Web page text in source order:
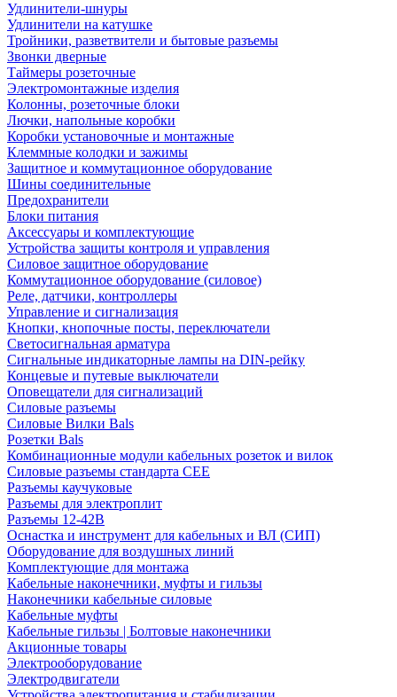
Удлинители-шнуры
Удлинители на катушке
Тройники, разветвители и бытовые разъемы
Звонки дверные
Таймеры розеточные
Электромонтажные изделия
Колонны, розеточные блоки
Лючки, напольные коробки
Коробки установочные и монтажные
Клеммные колодки и зажимы
Защитное и коммутационное оборудование
Шины соединительные
Предохранители
Блоки питания
Аксессуары и комплектующие
Устройства защиты контроля и управления
Силовое защитное оборудование
Коммутационное оборудование (силовое)
Реле, датчики, контроллеры
Управление и сигнализация
Кнопки, кнопочные посты, переключатели
Светосигнальная арматура
Сигнальные индикаторные лампы на DIN-рейку
Концевые и путевые выключатели
Оповещатели для сигнализаций
Силовые разъемы
Силовые Вилки Bals
Розетки Bals
Комбинационные модули кабельных розеток и вилок
Силовые разъемы стандарта CEE
Разъемы каучуковые
Разъемы для электроплит
Разъемы 12-42В
Оснастка и инструмент для кабельных и ВЛ (СИП)
Оборудование для воздушных линий
Комплектующие для монтажа
Кабельные наконечники, муфты и гильзы
Наконечники кабельные силовые
Кабельные муфты
Кабельные гильзы | Болтовые наконечники
Акционные товары
Электрооборудование
Электродвигатели